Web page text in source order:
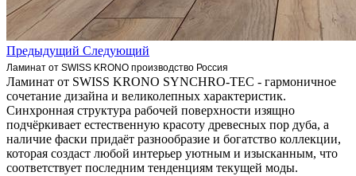
Предыдущий Следующий
Ламинат от SWISS KRONO производство Россия
Ламинат от SWISS KRONO SYNCHRO-TEC - гармоничное
сочетание дизайна и великолепных характеристик.
Синхронная структура рабочей поверхности изящно
подчёркивает естественную красоту древесных пор дуба, а
наличие фаски придаёт разнообразие и богатство коллекции,
которая создаст любой интерьер уютным и изысканным, что
соответствует последним тенденциям текущей моды.